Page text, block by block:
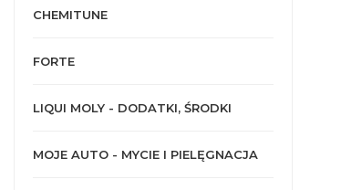
CHEMITUNE
FORTE
LIQUI MOLY - DODATKI, ŚRODKI
MOJE AUTO - MYCIE I PIELĘGNACJA